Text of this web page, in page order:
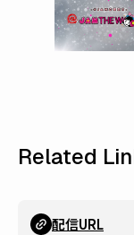
Related
配信URL